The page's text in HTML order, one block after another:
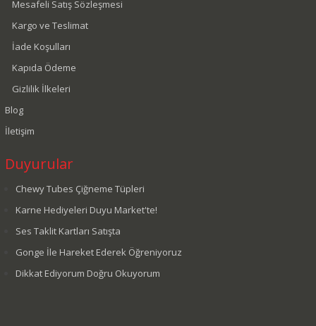
Mesafeli Satış Sözleşmesi
Kargo ve Teslimat
İade Koşulları
Kapıda Ödeme
Gizlilik İlkeleri
Blog
İletişim
Duyurular
Chewy Tubes Çiğneme Tüpleri
Karne Hediyeleri Duyu Market'te!
Ses Taklit Kartları Satışta
Gonge İle Hareket Ederek Öğreniyoruz
Dikkat Ediyorum Doğru Okuyorum